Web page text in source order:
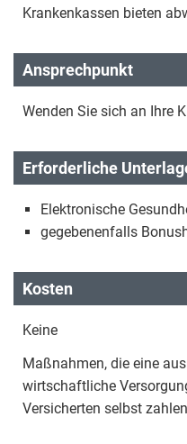
Krankenkassen bieten
Ansprechpunkt
Wenden Sie sich an Ihre
Erforderliche
Elektronische
gegebenenfalls
Kosten
Keine
Maßnahmen, die eine
wirtschaftliche
Versicherten selbst